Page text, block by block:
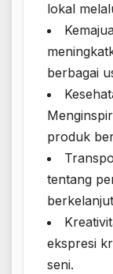
lokal
berbagai
produk
tentang
ekspresi
seni.